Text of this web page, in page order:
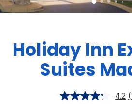
Holiday Inn
Suites
4.2